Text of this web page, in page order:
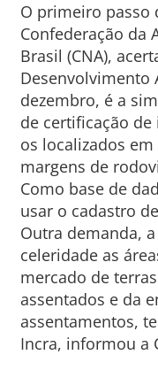
O primeiro passo
Confederação da
Brasil (CNA),
Desenvolvimento
dezembro, é a
de certificação
os localizados
margens de
Como base de
usar o cadastro
Outra demanda,
celeridade as
mercado de
assentados e da
assentamentos,
Incra, informou a